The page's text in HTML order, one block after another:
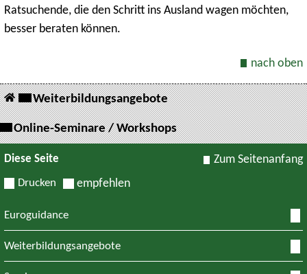
Ratsuchende, die den Schritt ins Ausland wagen möchten,
besser beraten können.
nach oben
Weiterbildungsangebote
Online-Seminare / Workshops
Diese Seite
Drucken empfehlen
Zum Seitenanfang
Euroguidance
Weiterbildungsangebote